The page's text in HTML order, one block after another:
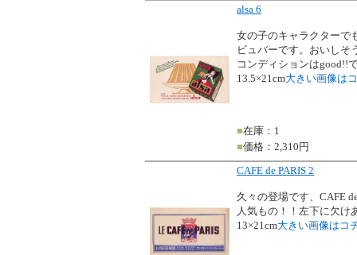
alsa 6
女の子のキャラクターで
ビュバーです。おいしそ
コンディションはgood!!
13.5×21cm大きい画像は
■在庫：1
■価格：2,310円
CAFE de PARIS 2
久々の登場です、CAFE
人気もの！！左下に欠け
13×21cm大きい画像はコ